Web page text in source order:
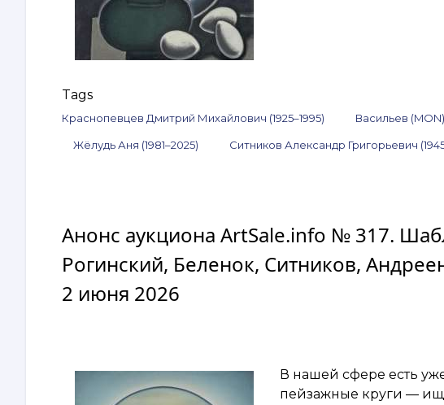
Tags
Краснопевцев Дмитрий Михайлович (1925–1995) Васильев
Жёлудь Аня (1981–2025) Ситников Александр Григорьевич
Анонс аукциона ArtSale.info № 317.
Рогинский, Беленок, Ситников,
2 июня 2026
В нашей сфере есть
пейзажные круги —